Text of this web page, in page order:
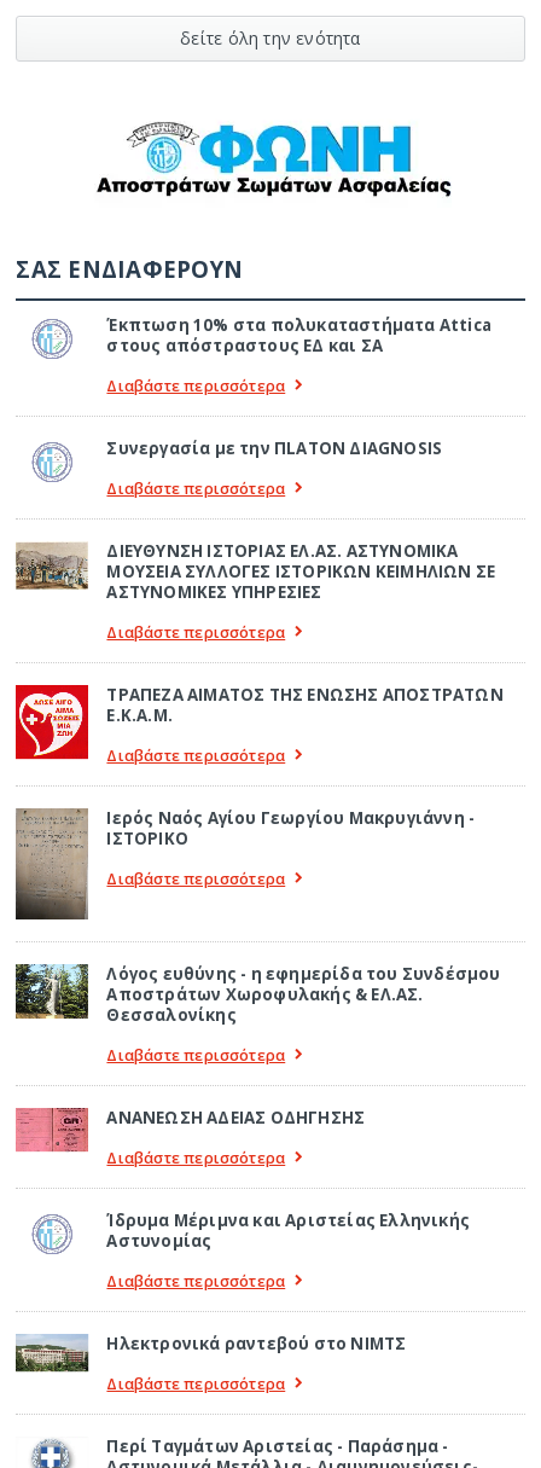
δείτε όλη την ενότητα
ΣΑΣ ΕΝΔΙΑΦΕΡΟΥΝ
Έκπτωση 10% στα πολυκαταστήματα Attica
στους απόστραστους ΕΔ και ΣΑ
Διαβάστε περισσότερα
Συνεργασία με την ΠLATON ΔIAGNOSIS
Διαβάστε περισσότερα
ΔΙΕΥΘΥΝΣΗ ΙΣΤΟΡΙΑΣ ΕΛ.ΑΣ. ΑΣΤΥΝΟΜΙΚΑ
ΜΟΥΣΕΙΑ ΣΥΛΛΟΓΕΣ ΙΣΤΟΡΙΚΩΝ ΚΕΙΜΗΛΙΩΝ ΣΕ
ΑΣΤΥΝΟΜΙΚΕΣ ΥΠΗΡΕΣΙΕΣ
Διαβάστε περισσότερα
ΤΡΑΠΕΖΑ ΑΙΜΑΤΟΣ ΤΗΣ ΕΝΩΣΗΣ ΑΠΟΣΤΡΑΤΩΝ
Ε.Κ.Α.Μ.
Διαβάστε περισσότερα
Ιερός Ναός Αγίου Γεωργίου Μακρυγιάννη -
ΙΣΤΟΡΙΚΟ
Διαβάστε περισσότερα
Λόγος ευθύνης - η εφημερίδα του Συνδέσμου
Αποστράτων Χωροφυλακής & ΕΛ.ΑΣ.
Θεσσαλονίκης
Διαβάστε περισσότερα
ΑΝΑΝΕΩΣΗ ΑΔΕΙΑΣ ΟΔΗΓΗΣΗΣ
Διαβάστε περισσότερα
Ίδρυμα Μέριμνα και Αριστείας Ελληνικής
Αστυνομίας
Διαβάστε περισσότερα
Ηλεκτρονικά ραντεβού στο ΝΙΜΤΣ
Διαβάστε περισσότερα
Περί Ταγμάτων Αριστείας - Παράσημα -